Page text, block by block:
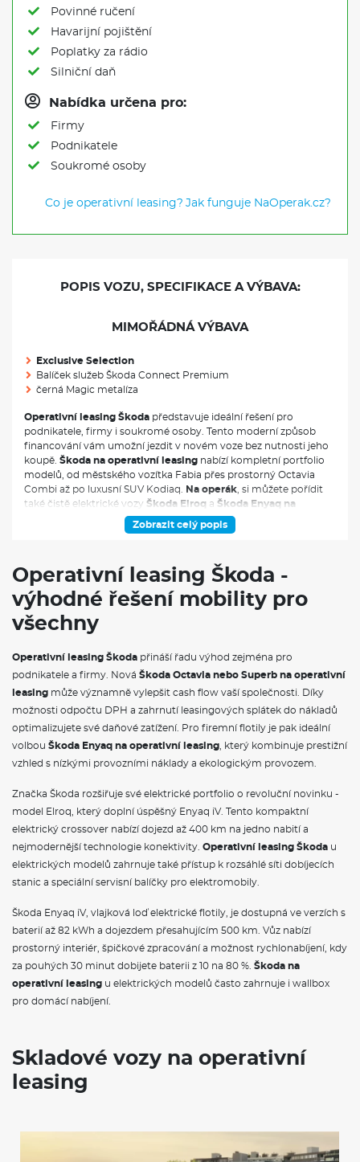
Povinné ručení
Havarijní pojištění
Poplatky za rádio
Silniční daň
Nabídka určena pro:
Firmy
Podnikatele
Soukromé osoby
Co je operativní leasing? Jak funguje NaOperak.cz?
POPIS VOZU, SPECIFIKACE A VÝBAVA:
MIMOŘÁDNÁ VÝBAVA
Exclusive Selection
Balíček služeb Škoda Connect Premium
černá Magic metalíza
Operativní leasing Škoda představuje ideální řešení pro
podnikatele, firmy i soukromé osoby. Tento moderní způsob
financování vám umožní jezdit v novém voze bez nutnosti jeho
koupě. Škoda na operativní leasing nabízí kompletní portfolio
modelů, od městského vozítka Fabia přes prostorný Octavia
Combi až po luxusní SUV Kodiaq. Na operák, si můžete pořídit
také čistě elektrické vozy Škoda Elroq a Škoda Enyaq na
nebo hybridnín vozy Superb iV a Kodiaq iV. V
měsíční splátce jsou obvykle zahrnuty veškeré servisní náklady,
VÝBAVA:
4X4
Zobrazit celý popis
Operativní leasing Škoda -
výhodné řešení mobility pro
všechny
Operativní leasing Škoda přináší řadu výhod zejména pro
podnikatele a firmy. Nová Škoda Octavia nebo Superb na operativní
leasing může významně vylepšit cash flow vaší společnosti. Díky
možnosti odpočtu DPH a zahrnutí leasingových splátek do nákladů
optimalizujete své daňové zatížení. Pro firemní flotily je pak ideální
volbou Škoda Enyaq na operativní leasing, který kombinuje prestižní
vzhled s nízkými provozními náklady a ekologickým provozem.
Značka Škoda rozšiřuje své elektrické portfolio o revoluční novinku -
model Elroq, který doplní úspěšný Enyaq iV. Tento kompaktní
elektrický crossover nabízí dojezd až 400 km na jedno nabití a
nejmodernější technologie konektivity. Operativní leasing Škoda u
elektrických modelů zahrnuje také přístup k rozsáhlé síti dobíjecích
stanic a speciální servisní balíčky pro elektromobily.
Škoda Enyaq iV, vlajková loď elektrické flotily, je dostupná ve verzích s
baterií až 82 kWh a dojezdem přesahujícím 500 km. Vůz nabízí
prostorný interiér, špičkové zpracování a možnost rychlonabíjení, kdy
za pouhých 30 minut dobijete baterii z 10 na 80 %. Škoda na
operativní leasing u elektrických modelů často zahrnuje i wallbox
pro domácí nabíjení.
Skladové vozy na operativní
leasing